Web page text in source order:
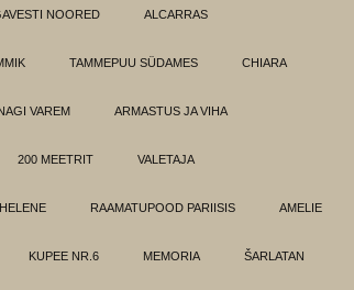
NOORED ALCARRAS
TAMMEPUU SÜDAMES CHIARA
VAREM ARMASTUS JA VIHA
200 MEETRIT VALETAJA
HELENE RAAMATUPOOD PARIISIS AMELIE
KUPEE NR.6 MEMORIA ŠARLATAN